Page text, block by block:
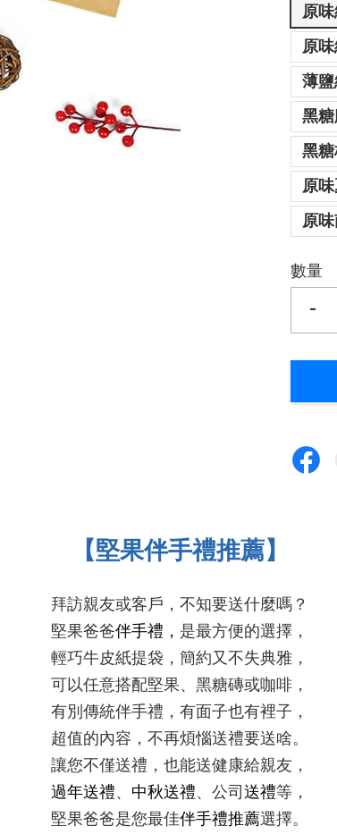
原
原
薄
黑
黑
原
原
數量
-
【堅果伴手禮推薦】
拜訪親友或客戶，不知要送什麼嗎？
堅果爸爸伴手禮， 是最方便的選擇，
輕巧牛皮紙提袋，簡約又不失典雅，
可以任意搭配堅果、黑糖磚或咖啡，
有別傳統伴手禮，有面子也有裡子，
超值的內容，不再煩惱送禮要送啥。
讓您不僅送禮，也能送健康給親友 ，
過年送禮、 中秋送禮、公司送禮等，
堅果爸爸是您最佳伴手禮推薦選擇。